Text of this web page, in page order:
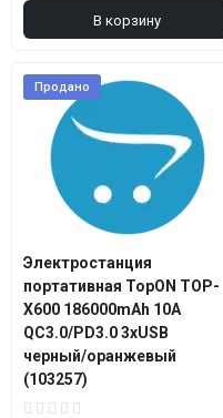
В корзину
Продано
Электростанция
портативная TopON TOP-
X600 186000mAh 10A
QC3.0/PD3.0 3xUSB
черный/оранжевый
(103257)